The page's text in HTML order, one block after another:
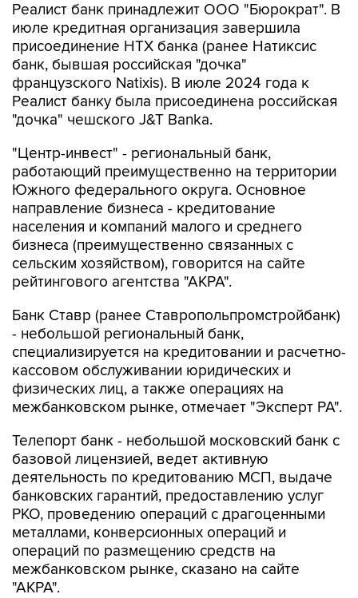
Реалист банк принадлежит ООО "Бюрократ". В
июле кредитная организация завершила
присоединение НТХ банка (ранее Натиксис
банк, бывшая российская "дочка"
французского Natixis). В июле 2024 года к
Реалист банку была присоединена российская
"дочка" чешского J&T Banka.
"Центр-инвест" - региональный банк,
работающий преимущественно на территории
Южного федерального округа. Основное
направление бизнеса - кредитование
населения и компаний малого и среднего
бизнеса (преимущественно связанных с
сельским хозяйством), говорится на сайте
рейтингового агентства "АКРА".
Банк Ставр (ранее Ставропольпромстройбанк)
- небольшой региональный банк,
специализируется на кредитовании и расчетно-
кассовом обслуживании юридических и
физических лиц, а также операциях на
межбанковском рынке, отмечает "Эксперт РА".
Телепорт банк - небольшой московский банк с
базовой лицензией, ведет активную
деятельность по кредитованию МСП, выдаче
банковских гарантий, предоставлению услуг
РКО, проведению операций с драгоценными
металлами, конверсионных операций и
операций по размещению средств на
межбанковском рынке, сказано на сайте
"АКРА".